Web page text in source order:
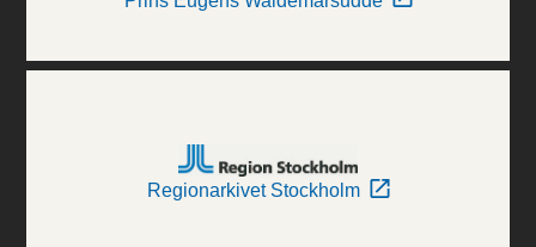
Regionarkivet Stockholm